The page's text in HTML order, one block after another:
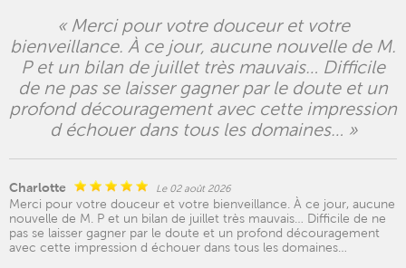
« Merci pour votre douceur et votre
bienveillance. À ce jour, aucune nouvelle de M.
P et un bilan de juillet très mauvais… Difficile
de ne pas se laisser gagner par le doute et un
profond découragement avec cette impression
d échouer dans tous les domaines… »
Charlotte Le 02 août 2026
Merci pour votre douceur et votre bienveillance. À ce jour, aucune
nouvelle de M. P et un bilan de juillet très mauvais… Difficile de ne
pas se laisser gagner par le doute et un profond découragement
avec cette impression d échouer dans tous les domaines…